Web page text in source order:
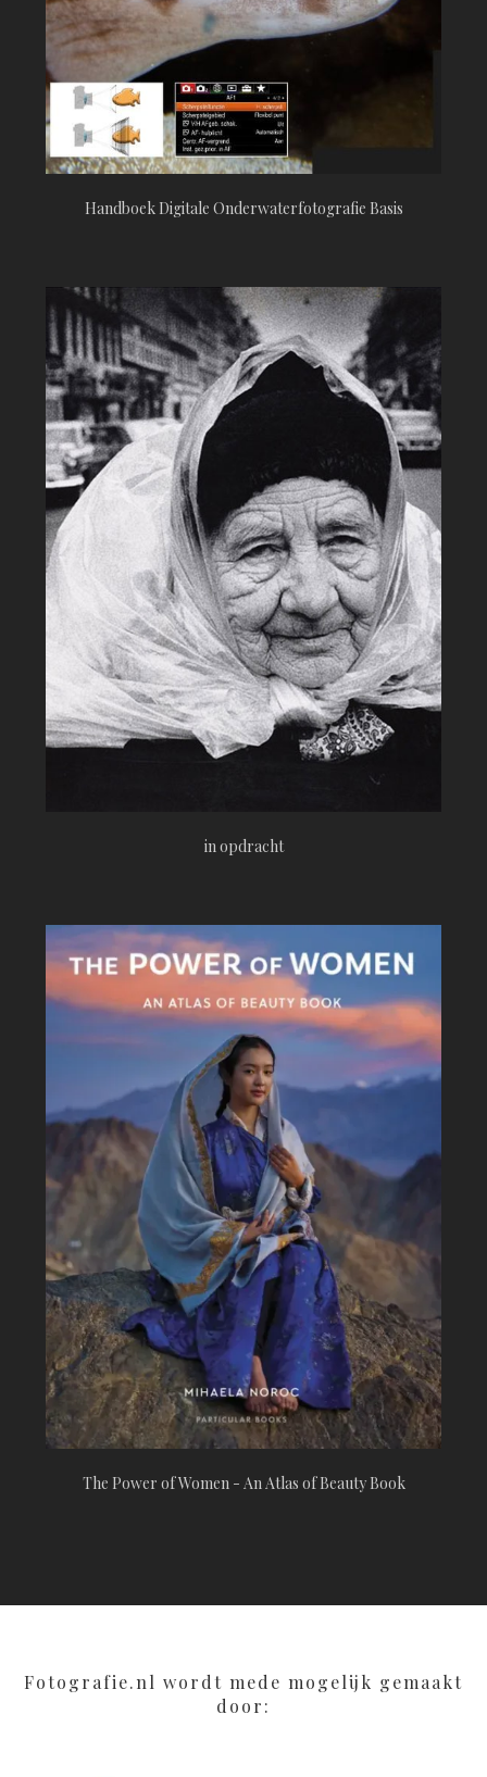
Handboek Digitale Onderwaterfotografie Basis
in opdracht
The Power of Women - An Atlas of Beauty Book
Fotografie.nl wordt mede mogelijk gemaakt
door: